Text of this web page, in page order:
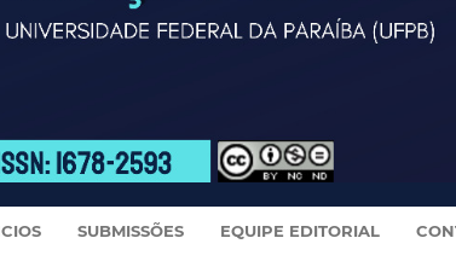
SUBMISSÕES EQUIPE EDITORIAL